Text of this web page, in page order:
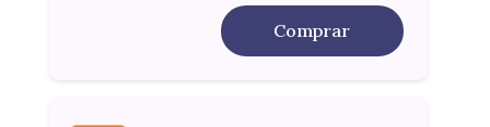
Comprar